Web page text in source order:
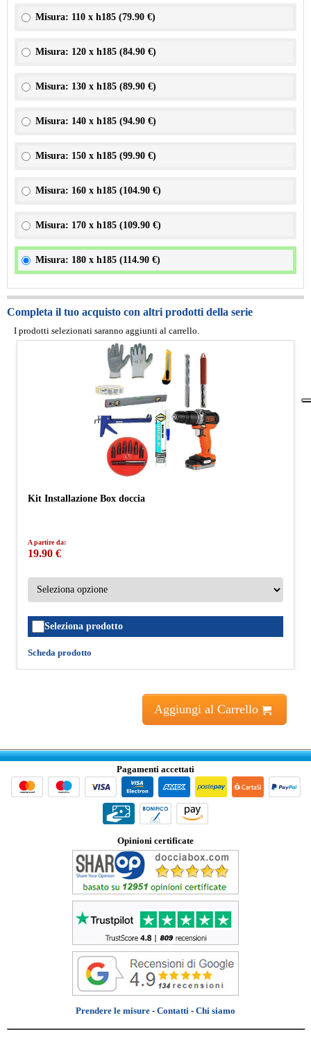
Misura: 110 x h185 (79.90 €)
Misura: 120 x h185 (84.90 €)
Misura: 130 x h185 (89.90 €)
Misura: 140 x h185 (94.90 €)
Misura: 150 x h185 (99.90 €)
Misura: 160 x h185 (104.90 €)
Misura: 170 x h185 (109.90 €)
Misura: 180 x h185 (114.90 €)
Completa il tuo acquisto con altri prodotti della serie
I prodotti selezionati saranno aggiunti al carrello.
Kit Installazione Box doccia
A partire da:
19.90 €
Seleziona prodotto
Scheda prodotto
Aggiungi al Carrello
Pagamenti accettati
Opinioni certificate
Prendere le misure - Contatti - Chi siamo